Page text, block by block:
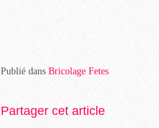
Publié dans Bricolage Fetes
Partager cet article